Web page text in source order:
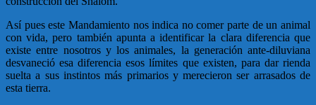
Así pues este Mandamiento nos indica no comer parte de un animal
con vida, pero también apunta a identificar la clara diferencia que
existe entre nosotros y los animales, la generación ante-diluviana
desvaneció esa diferencia esos límites que existen, para dar rienda
suelta a sus instintos más primarios y merecieron ser arrasados de
esta tierra.